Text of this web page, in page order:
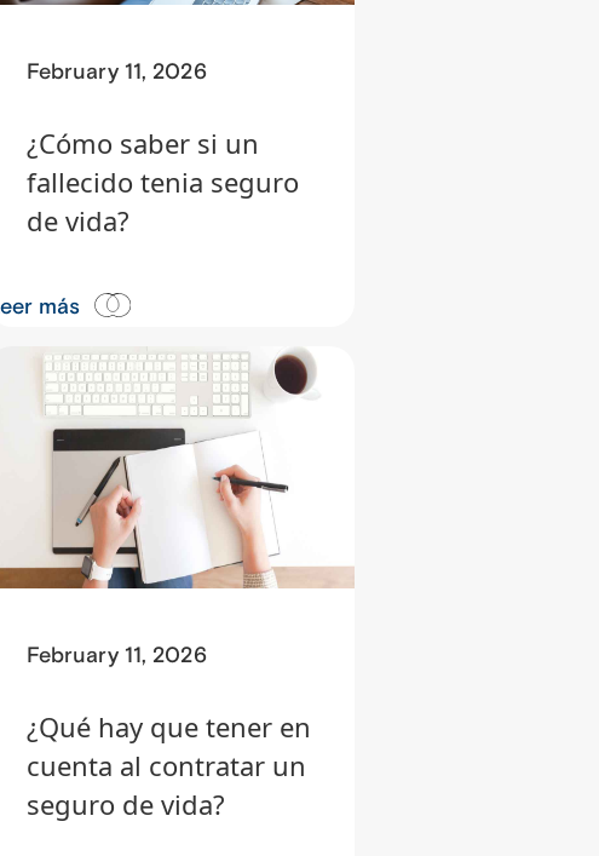
February 11, 2026
¿Cómo saber si un
fallecido tenia seguro
de vida?
más
February 11, 2026
¿Qué hay que tener en
cuenta al contratar un
seguro de vida?